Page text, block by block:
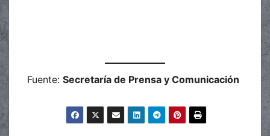
Fuente: Secretaría de Prensa y Comunicación